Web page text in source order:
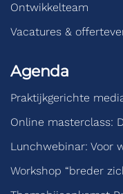
Ontwikkelteam
Vacatures &
Agenda
Praktijkgerichte
Online masterclass:
Lunchwebinar: Voor
Workshop “breder